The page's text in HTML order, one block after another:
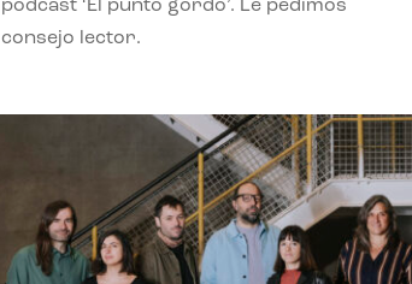
podcast ‘El punto gordo’. Le pedimos
consejo lector.